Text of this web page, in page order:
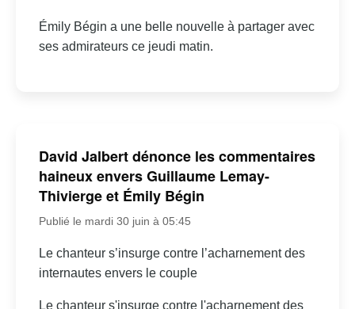
Émily Bégin a une belle nouvelle à partager avec
ses admirateurs ce jeudi matin.
David Jalbert dénonce les commentaires
haineux envers Guillaume Lemay-
Thivierge et Émily Bégin
Publié le mardi 30 juin à 05:45
Le chanteur s’insurge contre l’acharnement des
internautes envers le couple
Le chanteur s'insurge contre l'acharnement des